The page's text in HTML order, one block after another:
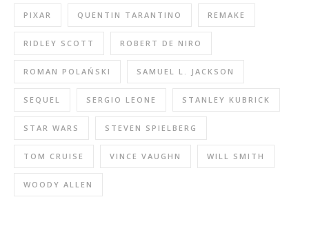
PIXAR QUENTIN TARANTINO REMAKE
RIDLEY SCOTT ROBERT DE NIRO
ROMAN POLAŃSKI SAMUEL L. JACKSON
SEQUEL SERGIO LEONE STANLEY KUBRICK
STAR WARS STEVEN SPIELBERG
TOM CRUISE VINCE VAUGHN WILL SMITH
WOODY ALLEN